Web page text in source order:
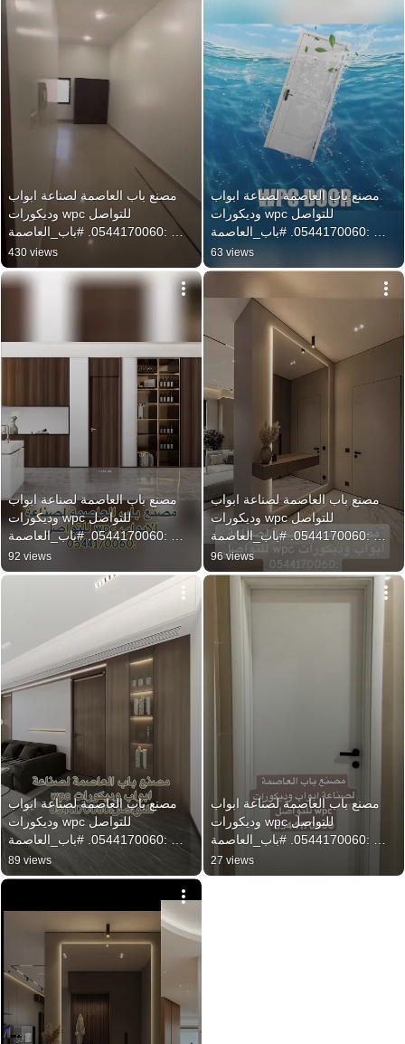
مصنع باب العاصمة لصناعة ابواب
وديكورات wpc للتواصل
:0544170060. #باب_العاصمة
430 views
مصنع باب العاصمة لصناعة ابواب
وديكورات wpc للتواصل
:0544170060. #باب_العاصمة
63 views
مصنع باب العاصمة لصناعة ابواب
وديكورات wpc للتواصل
:0544170060. #باب_العاصمة
#أبواب  #wpc #الرياض
92 views
مصنع باب العاصمة لصناعة ابواب
وديكورات wpc للتواصل
:0544170060. #باب_العاصمة
#أبواب  #wpc #الرياض
96 views
مصنع باب العاصمة لصناعة ابواب
وديكورات wpc للتواصل
:0544170060. #باب_العاصمة
#أبواب  #wpc #الرياض
89 views
مصنع باب العاصمة لصناعة ابواب
وديكورات wpc للتواصل
:0544170060. #باب_العاصمة
27 views